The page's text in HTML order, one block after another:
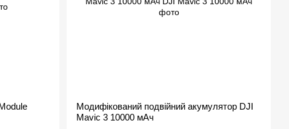
Модифікований подвійний акумулятор DJI
Mavic 3 10000 мАч